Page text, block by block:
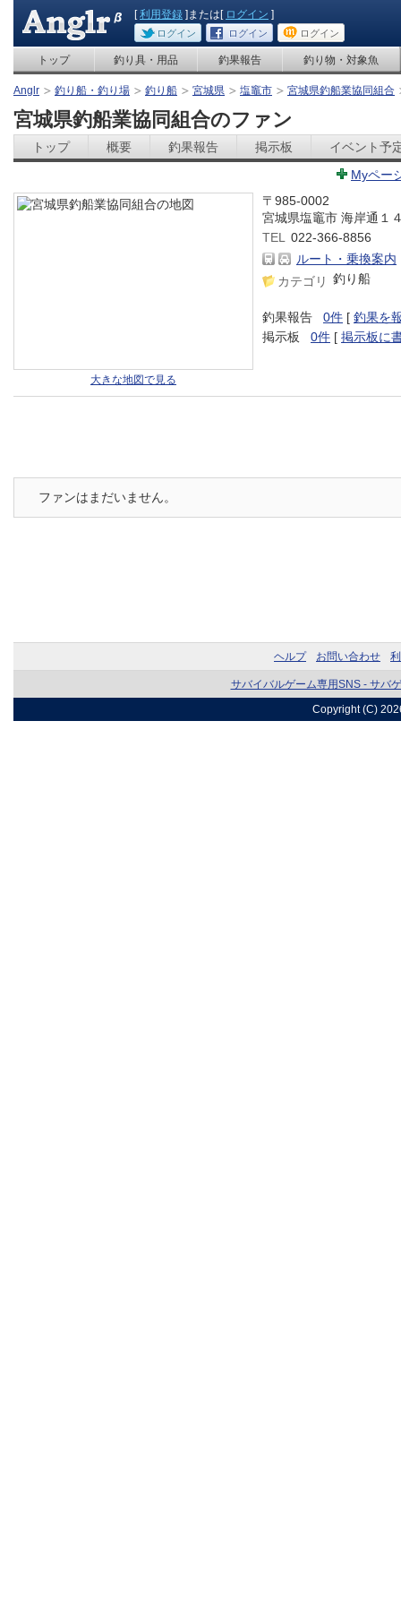
[利用登録 ]または[ ログイン ]
ログイン ログイン ログイン
トップ 釣り具・用品 釣果報告 釣り物・対象魚
Anglr 釣り船・釣り場 釣り船 宮城県 塩竈市 宮城県釣船業協同組合
宮城県釣船業協同組合のファン
トップ 概要 釣果報告 掲示板
イベント予
Myペー
大きな地図で見る
〒985-0002
宮城県塩竈市 海岸通１
TEL
022-366-8856
ルート・乗換案内
カテゴリ 釣り船
釣果報告 0件 [ 釣果を
掲示板
0件 [ 掲示板に
ファンはまだいません。
ヘルプ お問い合わせ
サバイバルゲーム専用SNS - サバ
Copyright (C)